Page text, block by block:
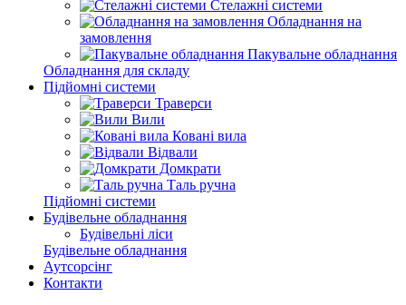
Стелажні системи
Обладнання на
замовлення
Пакувальне обладнання
Обладнання для складу
Підйомні системи
Траверси
Вили
Ковані вила
Відвали
Домкрати
Таль ручна
Підйомні системи
Будівельне обладнання
Будівельні ліси
Будівельне обладнання
Аутсорсінг
Контакти